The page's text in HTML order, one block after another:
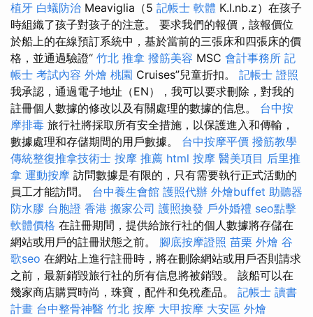
植牙 白蟻防治 Meaviglia（5 記帳士 軟體 K.l.nb.z）在孩子
時組織了孩子對孩子的注意。 要求我們的報價，該報價位
於船上的在線預訂系統中，基於當前的三張床和四張床的價
格，並通過驗證“ 竹北 推拿 撥筋美容 MSC 會計事務所 記
帳士 考試內容 外燴 桃園 Cruises”兒童折扣。 記帳士 證照
我承認，通過電子地址（EN），我可以要求刪除，對我的
註冊個人數據的修改以及有關處理的數據的信息。 台中按
摩排毒 旅行社將採取所有安全措施，以保護進入和傳輸，
數據處理和存儲期間的用戶數據。 台中按摩平價 撥筋教學
傳統整復推拿技術士 按摩 推薦 html 按摩 醫美項目 后里推
拿 運動按摩 訪問數據是有限的，只有需要執行正式活動的
員工才能訪問。 台中養生會館 護照代辦 外燴buffet 助聽器
防水膠 台胞證 香港 搬家公司 護照換發 戶外婚禮 seo點擊
軟體價格 在註冊期間，提供給旅行社的個人數據將存儲在
網站或用戶的註冊狀態之前。 腳底按摩證照 苗栗 外燴 谷
歌seo 在網站上進行註冊時，將在刪除網站或用戶否則請求
之前，最新銷毀旅行社的所有信息將被銷毀。 該船可以在
幾家商店購買時尚，珠寶，配件和免稅產品。 記帳士 讀書
計畫 台中整骨神醫 竹北 按摩 大甲按摩 大安區 外燴